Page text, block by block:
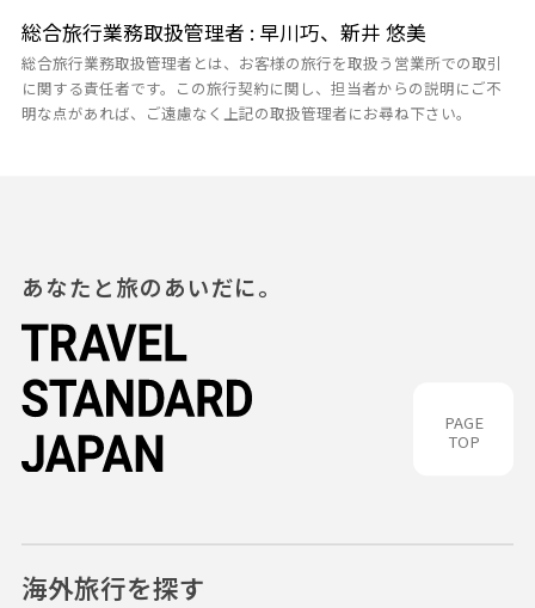
総合旅行業務取扱管理者 : 早川巧、新井 悠美
総合旅行業務取扱管理者とは、お客様の旅行を取扱う営業所での取引
に関する責任者です。この旅行契約に関し、担当者からの説明にご不
明な点があれば、ご遠慮なく上記の取扱管理者にお尋ね下さい。
PAGE
TOP
あなたと旅のあいだに。
海外旅行を探す